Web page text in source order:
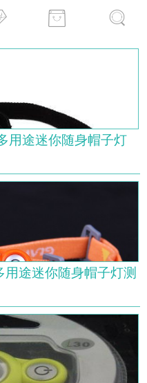
用途迷你随身帽子灯
途迷你随身帽子灯测